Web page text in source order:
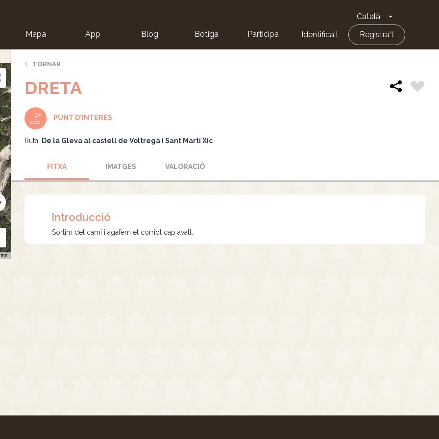
Català Toggle
Mapa App Blog Botiga Participa Identifica't Registra't
TORNAR
DRETA
PUNT D'INTERÈS
Ruta: De la Gleva al castell de Voltregà i Sant Martí Xic
FITXA IMATGES VALORACIÓ
Introducció
Sortim del camí i agafem el corriol cap avall.